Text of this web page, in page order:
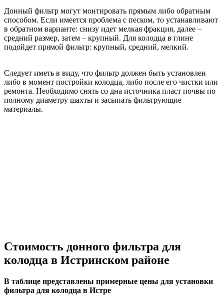
Донный фильтр могут монтировать прямым либо обратным
способом. Если имеется проблема с песком, то устанавливают
в обратном варианте: снизу идет мелкая фракция, далее –
средний размер, затем – крупный. Для колодца в глине
подойдет прямой фильтр: крупный, средний, мелкий.
Следует иметь в виду, что фильтр должен быть установлен
либо в момент постройки колодца, либо после его чистки или
ремонта. Необходимо снять со дна источника пласт почвы по
полному диаметру шахты и засыпать фильтрующие
материалы.
Стоимость донного фильтра для
колодца в Истринском районе
В таблице представлены примерные цены для установки
фильтра для колодца в Истре